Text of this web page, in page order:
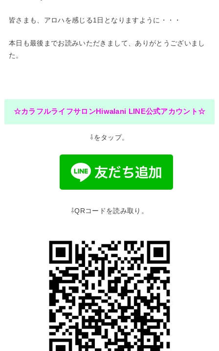
皆さまも、アロハを感じる1日となりますように・・・
本日も最後までお読みいただきまして、ありがとうございまし
た。
☆カラフルライフサロンHiwalani LINE公式アカウント☆
⇩をタップ。
⇩QRコードを読み取り。